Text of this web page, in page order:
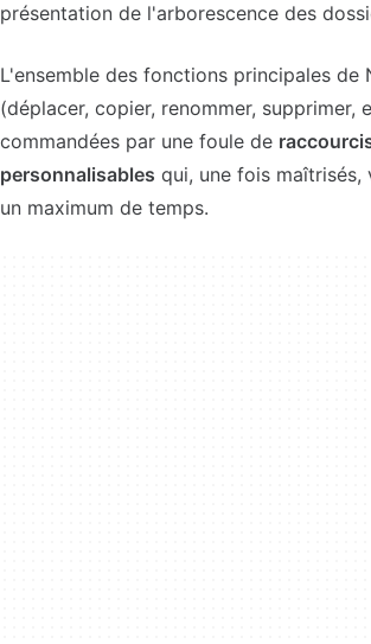
présentation de l'arborescence des
L'ensemble des fonctions principales de
(déplacer, copier, renommer, supprimer,
commandées par une foule de
personnalisables qui, une fois
un maximum de temps.